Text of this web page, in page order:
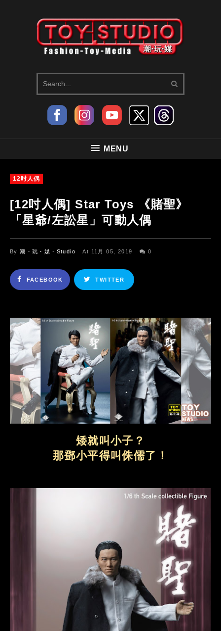
MENU
12吋人偶
[12吋人偶] Star Toys 《賭聖》
「星爺/左訟星」可動人偶
By潮・玩・媒・Studio At 11月 05, 2019 0
FACEBOOK TWITTER
矮就叫小子？
那鄧小平得叫侏儒了！